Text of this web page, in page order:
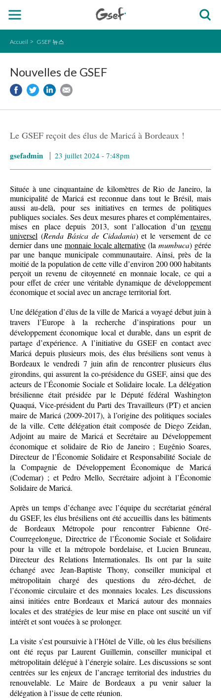
Accueil GSEF 뉴스
Nouvelles de GSEF
Le GSEF reçoit des élus de Maricá à Bordeaux !
gsefadmin 23 juillet 2024 - 7:48pm
Située à une cinquantaine de kilomètres de Rio de Janeiro, la
municipalité de Maricá est reconnue dans tout le Brésil, mais
aussi au-delà, pour ses initiatives en termes de politiques
publiques sociales. Ses deux mesures phares et complémentaires,
mises en place depuis 2013, sont l’allocation d’un revenu
universel (Renda Básica de Cidadania) et le versement de ce
dernier dans une monnaie locale alternative (lamumbuca) gérée
par une banque municipale communautaire. Ainsi, près de la
moitié de la population de cette ville d’environ 200 000 habitants
perçoit un revenu de citoyenneté en monnaie locale, ce qui a
pour effet de créer une véritable dynamique de développement
économique et social avec un ancrage territorial fort.
Une délégation d’élus de la ville de Maricá a voyagé début juin à
travers l’Europe à la recherche d’inspirations pour un
développement économique local et durable, dans un esprit de
partage d’expérience. A l’initiative du GSEF en contact avec
Maricá depuis plusieurs mois, des élus brésiliens sont venus à
Bordeaux le vendredi 7 juin afin de rencontrer plusieurs élus
girondins, qui assurent la co-présidence du GSEF, ainsi que des
acteurs de l’Économie Sociale et Solidaire locale. La délégation
brésilienne était présidée par le Député fédéral Washington
Quaquá, Vice-président du Parti des Travailleurs (PT) et ancien
maire de Maricá (2009-2017), à l’origine des politiques sociales
de la ville. Cette délégation était composée de Diego Zeidan,
Adjoint au maire de Maricá et Secrétaire au Développement
économique et solidaire de Rio de Janeiro ; Eugênio Soares,
Directeur de l’Économie Solidaire et Responsabilité Sociale de
la Compagnie de Développement Économique de Maricá
(Codemar) ; et Pedro Mello, Secrétaire adjoint à l’Économie
Solidaire de Maricá.
Après un temps d’échange avec l’équipe du secrétariat général
du GSEF, les élus brésiliens ont été accueillis dans les bâtiments
de Bordeaux Métropole pour rencontrer Fabienne Oré-
Courregelongue, Directrice de l’Économie Sociale et Solidaire
pour la ville et la métropole bordelaise, et Lucien Bruneau,
Directeur des Relations Internationales. Ils ont par la suite
échangé avec Jean-Baptiste Thony, conseiller municipal et
métropolitain chargé des questions du zéro-déchet, de
l’économie circulaire et des monnaies locales. Les discussions
ainsi initiées entre Bordeaux et Maricá autour des monnaies
locales et des stratégies de leur mise en place ont suscité un vif
intérêt et sont vouées à se prolonger.
La visite s’est poursuivie à l’Hôtel de Ville, où les élus brésiliens
ont été reçus par Laurent Guillemin, conseiller municipal et
métropolitain délégué à l’énergie solaire. Les discussions se sont
centrées sur les enjeux de l’ancrage territorial des industries du
renouvelable. Le Maire de Bordeaux a pu venir saluer la
délégation à l’issue de cette réunion.